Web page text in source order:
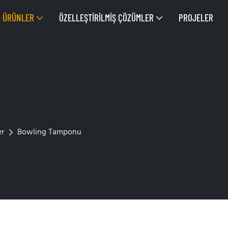
ÜRÜNLER ÖZELLEŞTIRILMIŞ ÇÖZÜMLER PROJELER
Bowling Tamponu